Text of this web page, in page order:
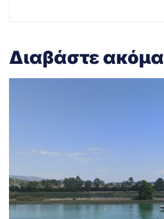
Διαβάστε ακόμα